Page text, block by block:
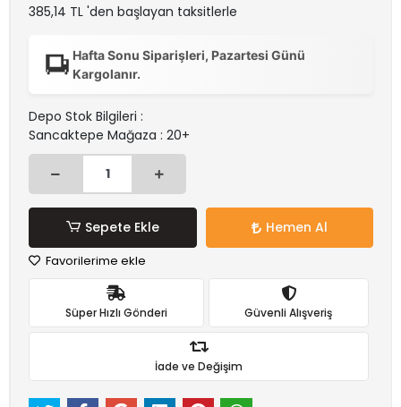
385,14 TL 'den başlayan taksitlerle
Hafta Sonu Siparişleri, Pazartesi Günü
Kargolanır.
Depo Stok Bilgileri :
Sancaktepe Mağaza : 20+
Sepete Ekle Hemen Al
Favorilerime ekle
Süper Hızlı Gönderi Güvenli Alışveriş
İade ve Değişim